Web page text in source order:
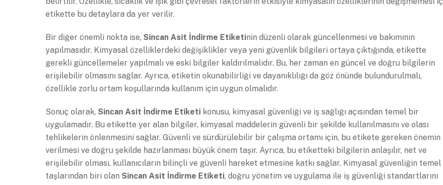
etikette bu detaylara da yer verilir.
Bir diğer önemli nokta ise, Sincan Asit İndirme Etiketinin düzenli olarak güncellenmesi ve bakımının
yapılmasıdır. Kimyasal özelliklerdeki değişiklikler veya yeni güvenlik bilgileri ortaya çıktığında, etikette
gerekli güncellemeler yapılmalı ve eski bilgiler kaldırılmalıdır. Bu, her zaman en güncel ve doğru bilgilerin
erişilebilir olmasını sağlar. Ayrıca, etiketin okunabilirliği ve dayanıklılığı da göz önünde bulundurulmalı,
özellikle zorlu ortam koşullarında kullanım için uygun olmalıdır.
Sonuç olarak, Sincan Asit İndirme Etiketi konusu, kimyasal güvenliği ve iş sağlığı açısından temel bir
uygulamadır. Bu etikette yer alan bilgiler, kimyasal maddelerin güvenli bir şekilde kullanılmasını ve olası
tehlikelerin önlenmesini sağlar. Güvenli ve sürdürülebilir bir çalışma ortamı için, bu etikete gereken önemin
verilmesi ve doğru şekilde hazırlanması büyük önem taşır. Ayrıca, bu etiketteki bilgilerin anlaşılır, net ve
erişilebilir olması, kullanıcıların bilinçli ve güvenli hareket etmesine katkı sağlar. Kimyasal güvenliğin temel
taşlarından biri olan Sincan Asit İndirme Etiketi, doğru yönetim ve uygulama ile iş güvenliği standartlarını